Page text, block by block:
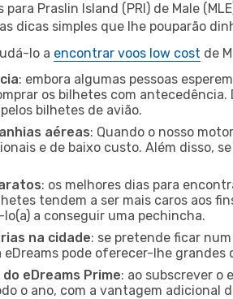
Praslin Island (PRI) de Male
dicas simples que lhe pouparão
lo a encontrar voos low cost de
: embora algumas pessoas
os bilhetes com
bilhetes de avião.
aéreas: Quando o nosso
e de baixo custo. Além disso,
: os melhores dias para
tendem a ser mais caros aos
a conseguir uma pechincha.
na cidade: se pretende ficar
eDreams pode oferecer-lhe
eDreams Prime: ao subscrever o
o ano, com a vantagem adicional